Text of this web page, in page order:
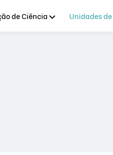
de Ciência Unidades